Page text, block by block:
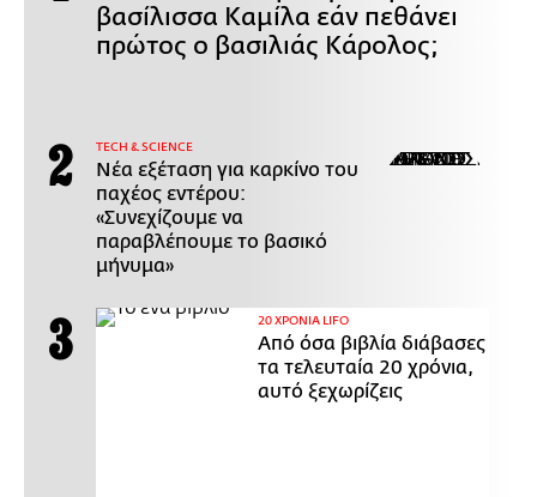
βασίλισσα Καμίλα εάν πεθάνει
πρώτος ο βασιλιάς Κάρολος;
ΤECH & SCIENCE
Νέα εξέταση για καρκίνο του
παχέος εντέρου:
«Συνεχίζουμε να
παραβλέπουμε το βασικό
μήνυμα»
20 ΧΡΟΝΙΑ LIFO
Από όσα βιβλία διάβασες
τα τελευταία 20 χρόνια,
αυτό ξεχωρίζεις